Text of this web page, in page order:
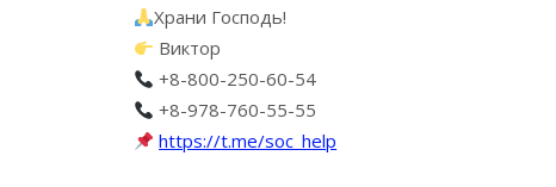
Храни Господь!
Виктор
+8-800-250-60-54
+8-978-760-55-55
https://t.me/soc_help